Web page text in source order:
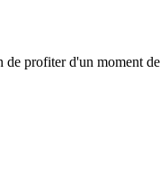
de profiter d'un moment de